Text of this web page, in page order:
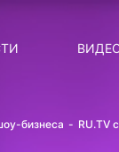
бизнеса RU.TV